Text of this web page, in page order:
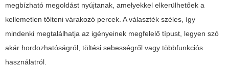
megbízható megoldást nyújtanak, amelyekkel elkerülhetőek a
kellemetlen tölteni várakozó percek. A választék széles, így
mindenki megtalálhatja az igényeinek megfelelő típust, legyen szó
akár hordozhatóságról, töltési sebességről vagy többfunkciós
használatról.